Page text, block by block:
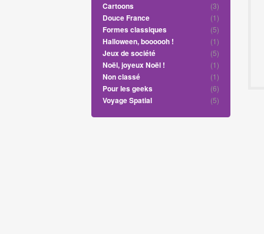
Cartoons
(3)
Douce France
(1)
Formes classiques
(5)
Halloween, boooooh !
(1)
Jeux de société
(5)
Noël, joyeux Noël !
(1)
Non classé
(1)
Pour les geeks
(6)
Voyage Spatial
(5)